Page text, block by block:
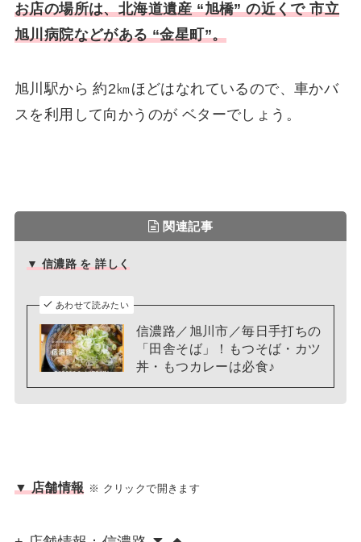
お店の場所は、北海道遺産 “旭橋” の近くで 市立
旭川病院などがある “金星町”。
旭川駅から 約2㎞ほどはなれているので、車かバ
スを利用して向かうのが ベターでしょう。
関連記事
▼ 信濃路 を 詳しく
あわせて読みたい
信濃路／旭川市／毎日手打ちの
「田舎そば」！もつそば・カツ
丼・もつカレーは必食♪
▼ 店舗情報 ※ クリックで開きます